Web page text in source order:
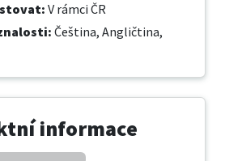
: V rámci ČR
: Čeština, Angličtina,
informace